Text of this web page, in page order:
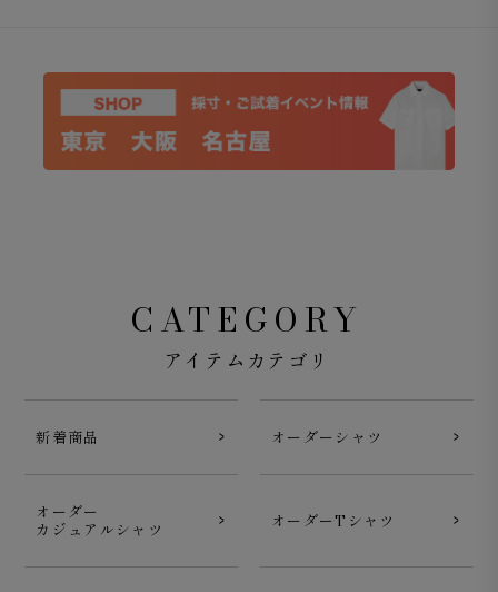
返品・交換無料サービス対応で、安心して選
べる
CATEGORY
アイテムカテゴリ
新着商品 オーダーシャツ
オーダー
カジュアルシャツ
オーダーTシャツ